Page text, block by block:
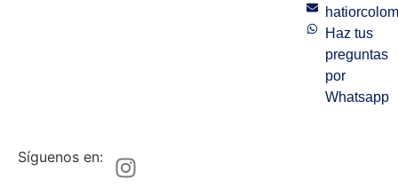
Haz tus
preguntas
por
Whatsapp
Síguenos en: